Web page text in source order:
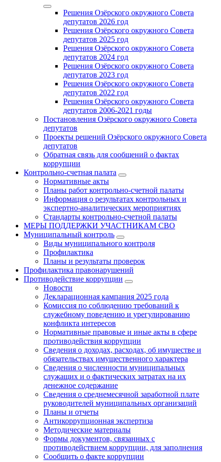
Решения Озёрского окружного Совета
депутатов 2026 год
Решения Озёрского окружного Совета
депутатов 2025 год
Решения Озёрского окружного Совета
депутатов 2024 год
Решения Озёрского окружного Совета
депутатов 2023 год
Решения Озёрского окружного Совета
депутатов 2022 год
Решения Озёрского окружного Совета
депутатов 2006-2021 годы
Постановления Озёрского окружного Совета
депутатов
Проекты решений Озёрского окружного Совета
депутатов
Обратная связь для сообщений о фактах
коррупции
Контрольно-счетная палата
Нормативные акты
Планы работ контрольно-счетной палаты
Информация о результатах контрольных и
экспертно-аналитических мероприятиях
Стандарты контрольно-счетной палаты
МЕРЫ ПОДДЕРЖКИ УЧАСТНИКАМ СВО
Муниципальный контроль
Виды муниципального контроля
Профилактика
Планы и результаты проверок
Профилактика правонарушений
Противодействие коррупции
Новости
Декларационная кампания 2025 года
Комиссия по соблюдению требований к
служебному поведению и урегулированию
конфликта интересов
Нормативные правовые и иные акты в сфере
противодействия коррупции
Сведения о доходах, расходах, об имуществе и
обязательствах имущественного характера
Сведения о численности муниципальных
служащих и о фактических затратах на их
денежное содержание
Сведения о среднемесячной заработной плате
руководителей муниципальных организаций
Планы и отчеты
Антикоррупционная экспертиза
Методические материалы
Формы документов, связанных с
противодействием коррупции, для заполнения
Сообщить о факте коррупции